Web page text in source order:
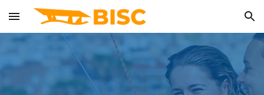
Skip to main content Skip to navigation